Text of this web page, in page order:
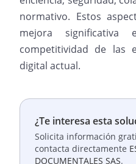
normativo. Estos
mejora
competitividad de las
digital actual.
¿Te interesa esta
Solicita información
contacta directamente
DOCUMENTALES SAS.